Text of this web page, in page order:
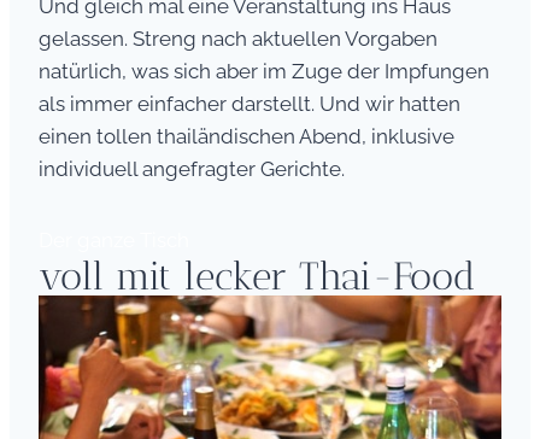
Und gleich mal eine Veranstaltung ins Haus
gelassen. Streng nach aktuellen Vorgaben
natürlich, was sich aber im Zuge der Impfungen
als immer einfacher darstellt. Und wir hatten
einen tollen thailändischen Abend, inklusive
individuell angefragter Gerichte.
voll mit lecker Thai-Food